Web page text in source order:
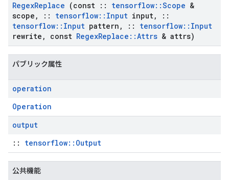
RegexReplace (const :: tensorflow::Scope &
scope , :: tensorflow:: Input input,
::
tensorflow:: Input pattern , :: tensorflow:: Input
rewrite , const RegexReplace ::Attrs & attrs)
パブリック属性
operation
Operation
output
:: tensorflow::Output
公共機能